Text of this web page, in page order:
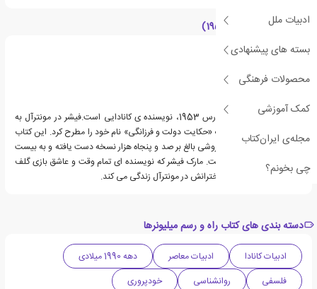
ادبیات ملل
بسته های پیشنهادی
محصولات فرهنگی
کمک آموزشی
مجله‌ی ایران‌کتاب
چی بخونم؟
درباره مارک فیشر (1953)
مارک فیشر، زاده ی 13 مارس 1953، نویسنده ی کانادایی است.فیشر در مونترآل به
دنیا آمد. او با انتشار کتاب «حکایت دولت و فرزانگی» نام خود را مطرح کرد. این کتاب
تنها در ایالات متحده به فروشی بالغ بر صد و پنجاه هزار نسخه دست یافته و به بیست
و یک زبان ترجمه شده است. مارک فیشر که نویسنده ای تمام وقت و عاشق بازی گلف
است، به همراه همسر و دخترانش در مونترآل زندگی می کند.
دسته بندی های کتاب راه و رسم میلیونرها
ادبیات کانادا ادبیات معاصر
دهه 1990 میلادی
فلسفی
روانشناسی خودپروری